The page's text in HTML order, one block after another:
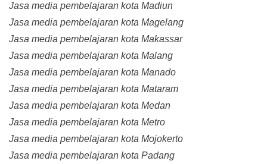
Jasa media pembelajaran kota Madiun
Jasa media pembelajaran kota Magelang
Jasa media pembelajaran kota Makassar
Jasa media pembelajaran kota Malang
Jasa media pembelajaran kota Manado
Jasa media pembelajaran kota Mataram
Jasa media pembelajaran kota Medan
Jasa media pembelajaran kota Metro
Jasa media pembelajaran kota Mojokerto
Jasa media pembelajaran kota Padang